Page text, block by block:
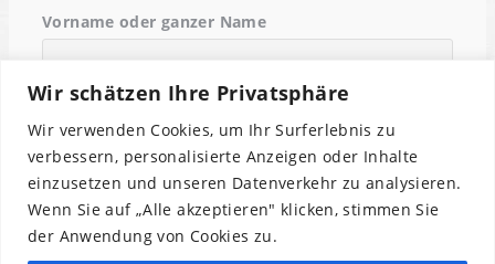
Wir schätzen Ihre Privatsphäre
Wir verwenden Cookies, um Ihr Surferlebnis zu
verbessern, personalisierte Anzeigen oder Inhalte
einzusetzen und unseren Datenverkehr zu analysieren.
Wenn Sie auf „Alle akzeptieren" klicken, stimmen Sie
der Anwendung von Cookies zu.
Vorname oder ganzer Name
Email
Indem Du fortfährst, akzeptierst Du unsere
Datenschutzerklärung.